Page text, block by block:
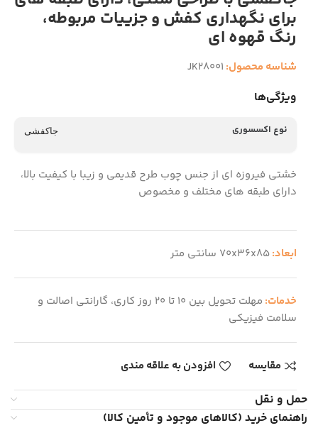
برای نگهداری کفش و جزییات مربوطه،
رنگ قهوه ای
شناسه محصول: JK28001
ویژگی‌ها
نوع اکسسوری جاکفشی
خشتی فیروزه ای از جنس چوب طرح قدیمی و زیبا با کیفیت بالا،
دارای طبقه های مختلف و مخصوص
ابعاد:70x36x85 سانتی متر
خدمات:
مهلت تحویل بین 10 تا 20 روز کاری، گارانتی اصالت و
سلامت فیزیکی
مقایسه افزودن به علاقه مندی
حمل و نقل
راهنمای خرید (کالاهای موجود و تأمین کالا)